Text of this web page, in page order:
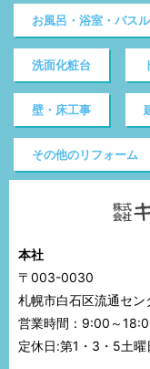
お風呂・浴室・バス
洗面化粧台
壁・床工事
その他のリフォーム
本社
〒003-0030
札幌市白石区流通セン
営業時間：9:00～
定休日:第1・3・5土曜